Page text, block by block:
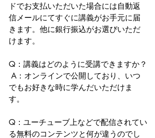
ドでお支払いただいた場合には自動返
信メールにてすぐに講義がお手元に届
きます。他に銀行振込がお選びいただ
けます。
Q：講義はどのように受講できますか？
でもお好きな時に学んだいただけま
す。
Q：ユーチューブ上などで配信されてい
る無料のコンテンツと何が違うのでし